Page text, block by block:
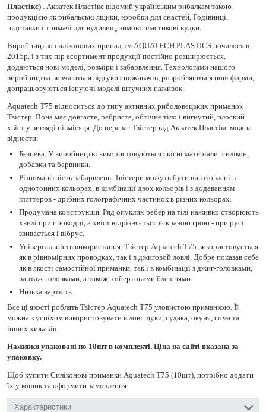
Пластікс)
. Акватек Пластікс відомий українським рибалкам такою
продукцією як рибальські ящики, коробки для снастей, Годівниці,
підставки і тримачі для вудилищ, зимові пластикові вудки.
Виробництво силіконових принад тм AQUATECH PLASTICS почалося в
2015р, і з тих пір асортимент продукції постійно розширюється,
додаються нові моделі, розміри і забарвлення. Технологами нашого
виробництва вивчаються відгуки споживачів, розробляються нові форми,
допрацьовуються існуючі моделі штучних наживок.
Aquatech Т75 відноситься до типу активних риболовецьких приманок
Твістер. Вона має довгасте, ребристе, обтічне тіло і вигнутий, плоский
хвіст у вигляді півмісяця. До переваг Твістер від Акватек Пластікс можна
віднести:
Безпека. У виробництві використовуються якісні матеріали: силікон,
добавки та барвники.
Різноманітність забарвлень. Твістери можуть бути виготовлені в
однотонних кольорах, в комбінації двох кольорів і з додаванням
глиттеров - дрібних голографічних частинок в різних кольорах.
Продумана конструкція. Ряд опуклих ребер на тілі наживки створюють
хвилі при проводці, а хвіст відрізняється яскравою грою - при русі
звивається і вібрує.
Універсальність використання. Твістер Aquatech Т75 використовується
як в рівномірних проводках, так і в джиговой ловлі. Добре показав себе
як в якості самостійної приманки, так і в комбінації з джиг-головками,
вантаж-головками, а також з обертовими блешнями.
Низька вартість.
Все ці якості роблять Твістер Aquatech Т75 уловистою приманкою. Її
можна з успіхом використовувати в лові щуки, судака, окуня, сома та
інших хижаків.
Наживки упаковані по 10шт в комплекті. Ціна на сайті вказана за
упаковку.
Щоб купити Силіконові приманки Aquatech Т75 (10шт), потрібно додати
їх у кошик та оформити замовлення.
Характеристики